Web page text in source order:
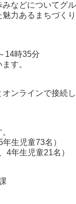
などについてグル
力あるまちづくり
14時35分
す。
ンラインで接続し
生児童73名）
年生児童21名）